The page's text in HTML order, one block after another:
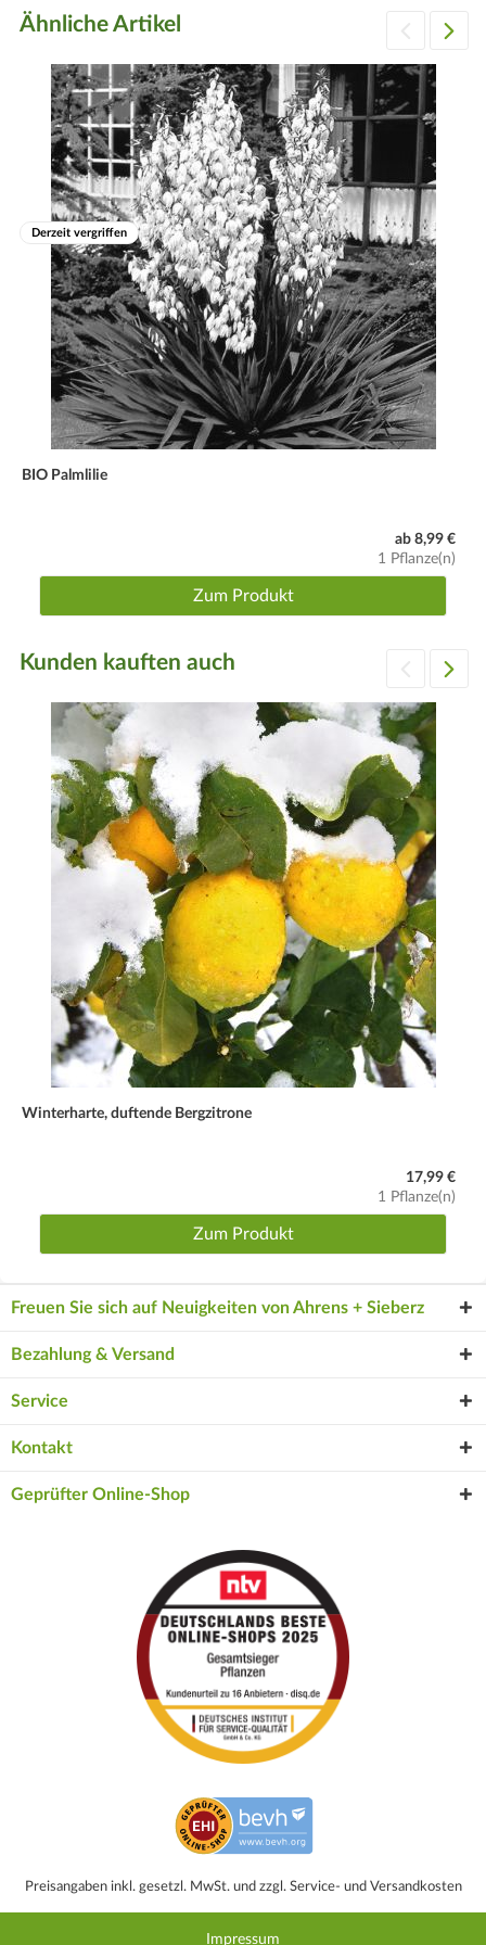
Nicht unbedingt erforderlich - die Papaya ist von Natur aus
eine Pflanze mit lichtem Wuchs
Winter:
Nicht winterhart, das Winterquartier sollte mind. 15 Grad
warm sein
Ähnliche Artikel
Derzeit vergriffen
BIO Palmlilie
ab 8,99 €
1 Pflanze(n)
Zum Produkt
Kunden kauften auch
Winterharte, duftende Bergzitrone
17,99 €
1 Pflanze(n)
Zum Produkt
Freuen Sie sich auf Neuigkeiten von Ahrens + Sieberz
Bezahlung & Versand
Service
Kontakt
Geprüfter Online-Shop
Preisangaben inkl. gesetzl. MwSt. und zzgl. Service- und Versandkosten
Impressum